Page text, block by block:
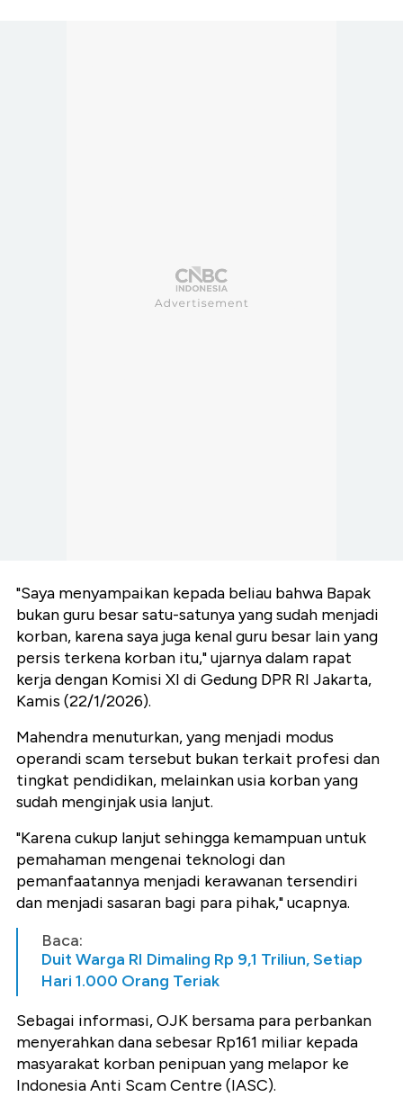
"Saya menyampaikan kepada beliau bahwa Bapak
bukan guru besar satu-satunya yang sudah menjadi
korban, karena saya juga kenal guru besar lain yang
persis terkena korban itu," ujarnya dalam rapat
kerja dengan Komisi XI di Gedung DPR RI Jakarta,
Kamis (22/1/2026).
Mahendra menuturkan, yang menjadi modus
operandi scam tersebut bukan terkait profesi dan
tingkat pendidikan, melainkan usia korban yang
sudah menginjak usia lanjut.
"Karena cukup lanjut sehingga kemampuan untuk
pemahaman mengenai teknologi dan
pemanfaatannya menjadi kerawanan tersendiri
dan menjadi sasaran bagi para pihak," ucapnya.
Baca:
Duit Warga RI Dimaling Rp 9,1 Triliun, Setiap
Hari 1.000 Orang Teriak
Sebagai informasi, OJK bersama para perbankan
menyerahkan dana sebesar Rp161 miliar kepada
masyarakat korban penipuan yang melapor ke
Indonesia Anti Scam Centre (IASC).